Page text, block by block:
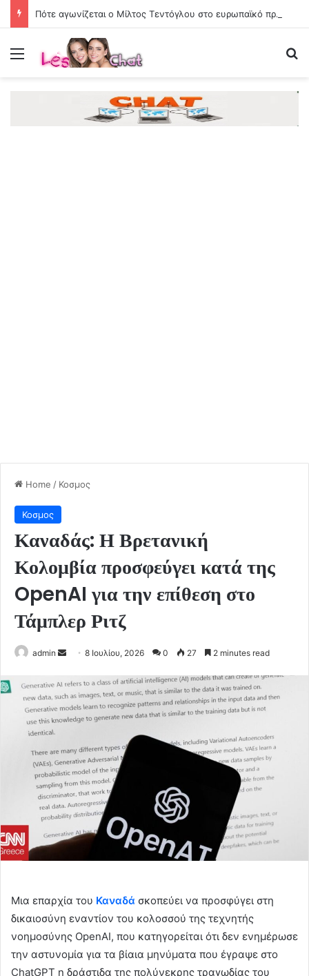
Πότε αγωνίζεται ο Μίλτος Τεντόγλου στο ευρωπαϊκό πρωτάθλημα στίβου
Menu
Home / Κοσμος
Κοσμος
Καναδάς: Η Βρετανική
Κολομβία προσφεύγει κατά της
OpenAI για την επίθεση στο
Τάμπλερ Ριτζ
admin
Send
email
8 Ιουλίου, 2026 0 27 2 minutes read
Μια επαρχία του Καναδά σκοπεύει να προσφύγει στη
δικαιοσύνη εναντίον του κολοσσού της τεχνητής
νοημοσύνης OpenAI, που κατηγορείται ότι δεν ενημέρωσε
την αστυνομία για τα βίαια μηνύματα που έγραψε στο
ChatGPT η δράστιδα της πολύνεκρης τραγωδίας του